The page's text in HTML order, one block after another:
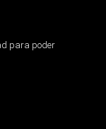
para poder